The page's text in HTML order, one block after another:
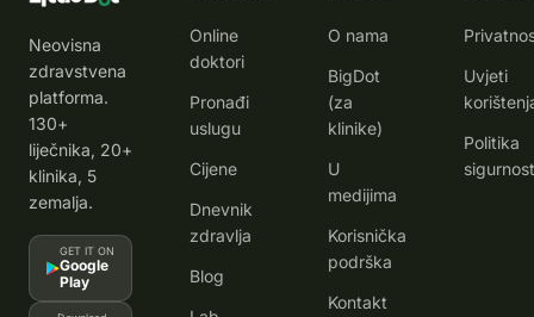
Neovisna
zdravstvena
platforma.
130+
liječnika, 20+
klinika, 5
zemalja.
GET IT ON
Google
Play
Online
doktori
Pronađi
uslugu
Cijene
Dnevnik
zdravlja
Blog
O nama
BigDot
(za
klinike)
U
medijima
Korisnička
podrška
Kontakt
Uvjeti
Politika